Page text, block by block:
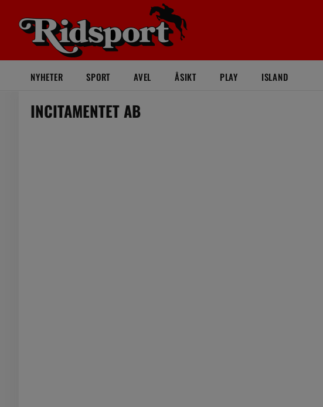
NYHETER SPORT AVEL ÅSIKT PLAY ISLAND
INCITAMENTET AB